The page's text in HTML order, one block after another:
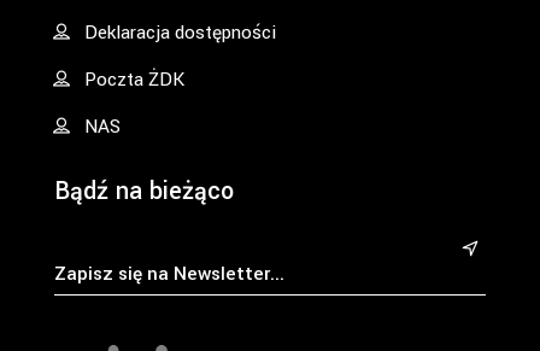
Deklaracja dostępności
Poczta ŻDK
NAS
Bądź na bieżąco
&